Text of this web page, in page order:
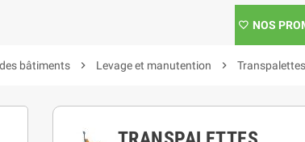
NOS
bâtiments chevron_right Levage et manutention chevron_right Transpalettes